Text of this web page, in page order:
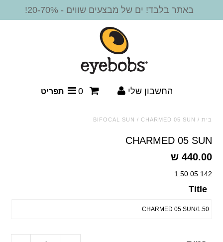
מסגרות משקפיים
משקפי שמש
משקפי שמש - קריאה
משקפי שמש ביפוקל
אביזרים
SALE
באתר בלבד! ים של מבצעים שווים - 20-70%!
החשבון שלי 0 תפריט
בית /
BIFOCAL SUN / CHARMED 05 SUN
CHARMED 05 SUN
440.00 ש
142 05 1.50
Title